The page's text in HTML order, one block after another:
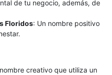
de tu negocio, además, de
Floridos: Un nombre positivo
creativo que utiliza un